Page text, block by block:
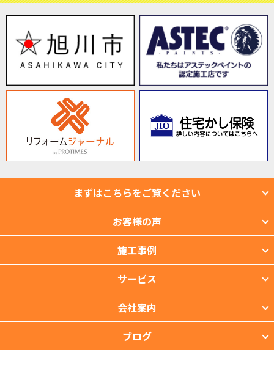
まずはこちらをご覧ください
お客様の声
施工事例
サービス
会社案内
ブログ